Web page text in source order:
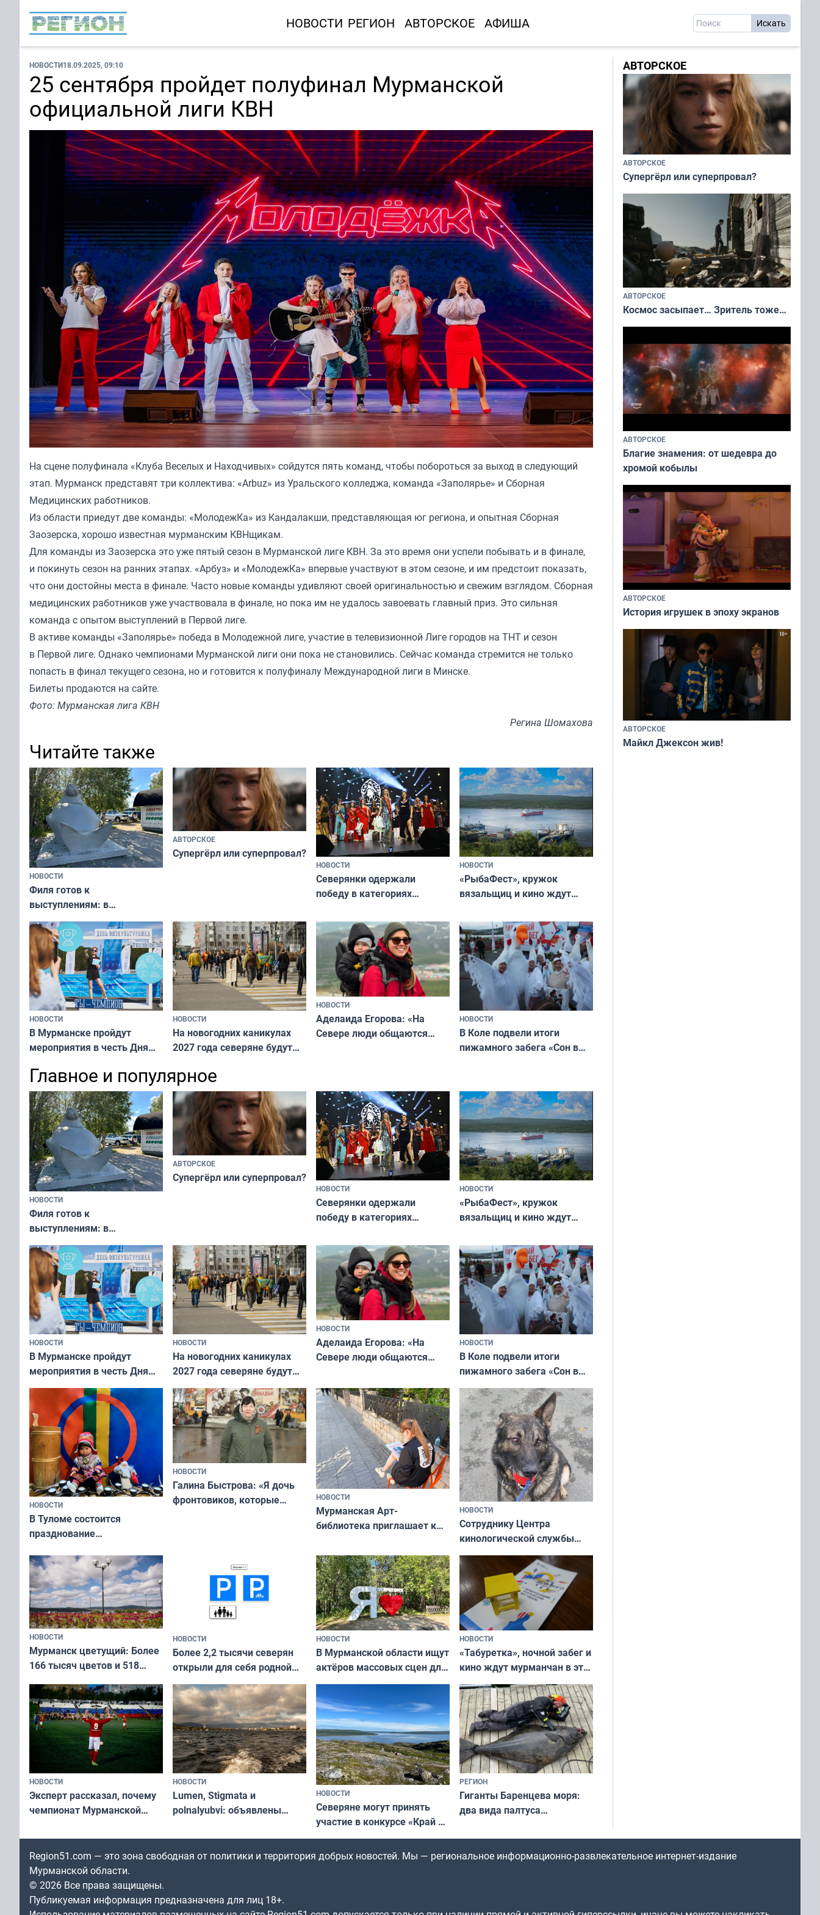
НОВОСТИ РЕГИОН АВТОРСКОЕ АФИША
НОВОСТИ18.09.2025, 09:10
25 сентября пройдет полуфинал Мурманской
официальной лиги КВН
На сцене полуфинала «Клуба Веселых и Находчивых» сойдутся пять команд, чтобы побороться за выход в следующий
этап. Мурманск представят три коллектива: «Arbuz» из Уральского колледжа, команда «Заполярье» и Сборная
Медицинских работников.
Из области приедут две команды: «МолодежКа» из Кандалакши, представляющая юг региона, и опытная Сборная
Заозерска, хорошо известная мурманским КВНщикам.
Для команды из Заозерска это уже пятый сезон в Мурманской лиге КВН. За это время они успели побывать и в финале,
и покинуть сезон на ранних этапах. «Арбуз» и «МолодежКа» впервые участвуют в этом сезоне, и им предстоит показать,
что они достойны места в финале. Часто новые команды удивляют своей оригинальностью и свежим взглядом. Сборная
медицинских работников уже участвовала в финале, но пока им не удалось завоевать главный приз. Это сильная
команда с опытом выступлений в Первой лиге.
В активе команды «Заполярье» победа в Молодежной лиге, участие в телевизионной Лиге городов на ТНТ и сезон
в Первой лиге. Однако чемпионами Мурманской лиги они пока не становились. Сейчас команда стремится не только
попасть в финал текущего сезона, но и готовится к полуфиналу Международной лиги в Минске.
Билеты продаются на сайте.
Фото: Мурманская лига КВН
Регина Шомахова
Читайте также
НОВОСТИ
Филя готов к
выступлениям: в
мурманском океанариуме
рассказали о состоянии
тюленей
АВТОРСКОЕ
Супергёрл или суперпровал?
НОВОСТИ
Северянки одержали
победу в категориях
«Мисс и Миссис Великая
Русь»
НОВОСТИ
«РыбаФест», кружок
вязальщиц и кино ждут
НОВОСТИ
В Мурманске пройдут
мероприятия в честь Дня
НОВОСТИ
На новогодних каникулах
2027 года северяне будут
НОВОСТИ
Аделаида Егорова: «На
Севере люди общаются
НОВОСТИ
В Коле подвели итоги
пижамного забега «Сон в
Главное и популярное
НОВОСТИ
Филя готов к
выступлениям: в
мурманском океанариуме
рассказали о состоянии
тюленей
АВТОРСКОЕ
Супергёрл или суперпровал?
НОВОСТИ
Северянки одержали
победу в категориях
«Мисс и Миссис Великая
Русь»
НОВОСТИ
«РыбаФест», кружок
вязальщиц и кино ждут
НОВОСТИ
В Мурманске пройдут
мероприятия в честь Дня
физкультурника
НОВОСТИ
На новогодних каникулах
2027 года северяне будут
отдыхать 11 дней
НОВОСТИ
Аделаида Егорова: «На
Севере люди общаются
а потому что
ты им интересен»
НОВОСТИ
В Коле подвели итоги
пижамного забега «Сон в
Олимпийскую ночь»
НОВОСТИ
В Туломе состоится
празднование
коренных народов мира
НОВОСТИ
Галина Быстрова: «Я дочь
фронтовиков, которые
НОВОСТИ
Мурманская Арт-
библиотека приглашает к
и фотографов
НОВОСТИ
Сотруднику Центра
кинологической службы
ищут новый дом
НОВОСТИ
Мурманск цветущий: Более
166 тысяч цветов и 518
НОВОСТИ
Более 2,2 тысячи северян
открыли для себя родной
край в рамках проекта
«Туризм для своих»
НОВОСТИ
В Мурманской области ищут
актёров массовых сцен для
съёмок в
короткометражном фильме
НОВОСТИ
«Табуретка», ночной забег и
кино ждут мурманчан в эти
выходные
НОВОСТИ
Эксперт рассказал, почему
чемпионат Мурманской
незамеченным
НОВОСТИ
Lumen, Stigmata и
polnalyubvi: объявлены
«Имандра» в 2026 года
НОВОСТИ
Северяне могут принять
участие в конкурсе «Край у
северной границы: фотогид
по Печенгскому округу»
РЕГИОН
Гиганты Баренцева моря:
два вида палтуса
АВТОРСКОЕ
АВТОРСКОЕ
Супергёрл или суперпровал?
АВТОРСКОЕ
Космос засыпает… Зритель тоже…
АВТОРСКОЕ
Благие знамения: от шедевра до
хромой кобылы
АВТОРСКОЕ
История игрушек в эпоху экранов
АВТОРСКОЕ
Майкл Джексон жив!
Region51.com — это зона свободная от политики и территория добрых новостей. Мы — региональное информационно-развлекательное интернет-издание
Мурманской области.
© 2026 Все права защищены.
Публикуемая информация предназначена для лиц 18+.